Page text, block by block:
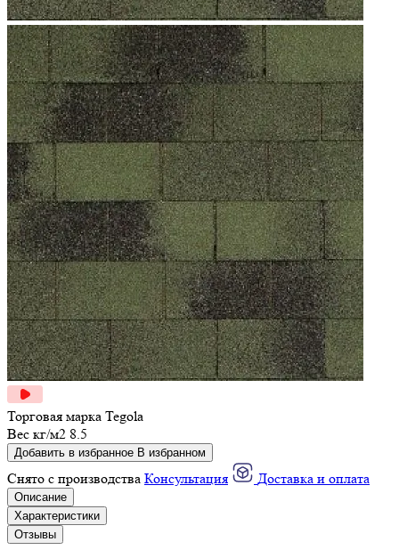
Торговая марка Tegola
Вес кг/м2 8.5
Добавить в избранное В избранном
Снято с производства Консультация Доставка и оплата
Описание
Характеристики
Отзывы